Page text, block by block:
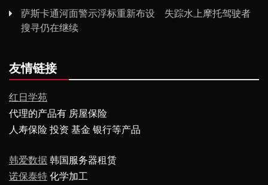
萨斯卡通河面警示浮标重新布设 失踪水上摩托驾驶者
搜寻仍在继续
友情链接
红日学苑
代理的产品有 房屋保险
人寿保险 投资 基金 银行等产品
韩爱数据 韩国服务器租赁
诺保泰特 化学加工